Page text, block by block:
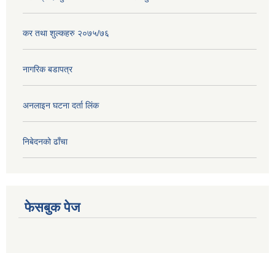
कर तथा शुल्कहरु २०७५/७६
नागरिक बडापत्र
अनलाइन घटना दर्ता लिंक
निबेदनको ढाँचा
फेसबुक पेज